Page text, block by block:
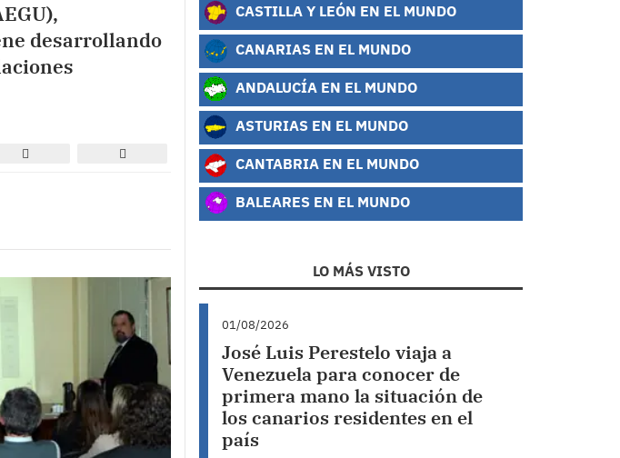
desarrollando
CASTILLA Y LEÓN EN EL MUNDO
CANARIAS EN EL MUNDO
ANDALUCÍA EN EL MUNDO
ASTURIAS EN EL MUNDO
CANTABRIA EN EL MUNDO
BALEARES EN EL MUNDO
LO MÁS VISTO
01/08/2026
José Luis Perestelo viaja a
Venezuela para conocer de
primera mano la situación de
los canarios residentes en el
país